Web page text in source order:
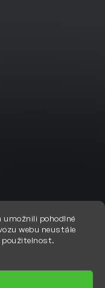
umožnili pohodlné
webu neustále
použitelnost.
práva vyhrazena.Upravit